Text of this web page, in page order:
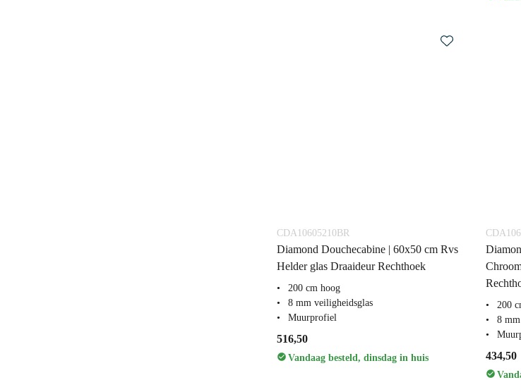
CDA10605210BR
Diamond Douchecabine | 60x50 cm Rvs
Helder glas Draaideur Rechthoek
200 cm hoog
8 mm veiligheidsglas
Muurprofiel
516,50
Vandaag besteld, dinsdag in huis
200
8
434,50